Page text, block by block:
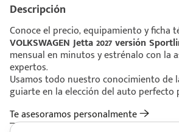
Descripción
Conoce el precio, equipamiento y ficha
VOLKSWAGEN Jetta 2027 versión
mensual en minutos y estrénalo con la
expertos.
Usamos todo nuestro conocimiento de
guiarte en la elección del auto perfecto
Te asesoramos personalmente